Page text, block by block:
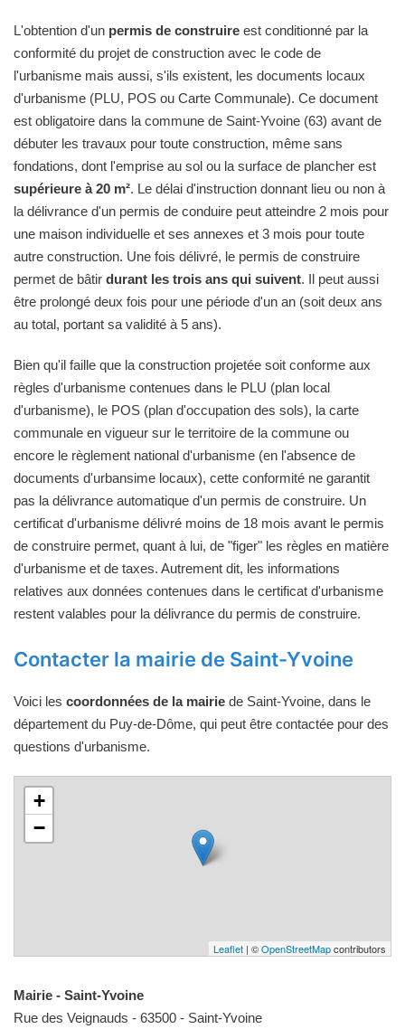
L'obtention d'un permis de construire est conditionné par la
conformité du projet de construction avec le code de
l'urbanisme mais aussi, s'ils existent, les documents locaux
d'urbanisme (PLU, POS ou Carte Communale). Ce document
est obligatoire dans la commune de Saint-Yvoine (63) avant de
débuter les travaux pour toute construction, même sans
fondations, dont l'emprise au sol ou la surface de plancher est
supérieure à 20 m². Le délai d'instruction donnant lieu ou non à
la délivrance d'un permis de conduire peut atteindre 2 mois pour
une maison individuelle et ses annexes et 3 mois pour toute
autre construction. Une fois délivré, le permis de construire
permet de bâtir durant les trois ans qui suivent. Il peut aussi
être prolongé deux fois pour une période d'un an (soit deux ans
au total, portant sa validité à 5 ans).
Bien qu'il faille que la construction projetée soit conforme aux
règles d'urbanisme contenues dans le PLU (plan local
d'urbanisme), le POS (plan d'occupation des sols), la carte
communale en vigueur sur le territoire de la commune ou
encore le règlement national d'urbanisme (en l'absence de
documents d'urbansime locaux), cette conformité ne garantit
pas la délivrance automatique d'un permis de construire. Un
certificat d'urbanisme délivré moins de 18 mois avant le permis
de construire permet, quant à lui, de "figer" les règles en matière
d'urbanisme et de taxes. Autrement dit, les informations
relatives aux données contenues dans le certificat d'urbanisme
restent valables pour la délivrance du permis de construire.
Contacter la mairie de Saint-Yvoine
Voici les coordonnées de la mairie de Saint-Yvoine, dans le
département du Puy-de-Dôme, qui peut être contactée pour des
questions d'urbanisme.
+
−
Leaflet | ©OpenStreetMapcontributors
Mairie - Saint-Yvoine
Rue des Veignauds - 63500 - Saint-Yvoine